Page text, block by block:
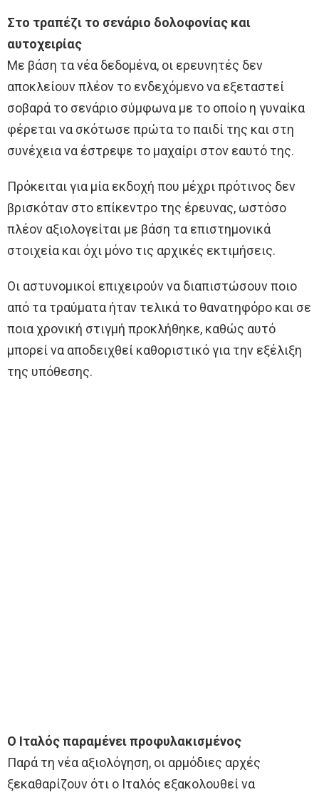
Στο τραπέζι το σενάριο δολοφονίας και
αυτοχειρίας
Με βάση τα νέα δεδομένα, οι ερευνητές δεν
αποκλείουν πλέον το ενδεχόμενο να εξεταστεί
σοβαρά το σενάριο σύμφωνα με το οποίο η γυναίκα
φέρεται να σκότωσε πρώτα το παιδί της και στη
συνέχεια να έστρεψε το μαχαίρι στον εαυτό της.
Πρόκειται για μία εκδοχή που μέχρι πρότινος δεν
βρισκόταν στο επίκεντρο της έρευνας, ωστόσο
πλέον αξιολογείται με βάση τα επιστημονικά
στοιχεία και όχι μόνο τις αρχικές εκτιμήσεις.
Οι αστυνομικοί επιχειρούν να διαπιστώσουν ποιο
από τα τραύματα ήταν τελικά το θανατηφόρο και σε
ποια χρονική στιγμή προκλήθηκε, καθώς αυτό
μπορεί να αποδειχθεί καθοριστικό για την εξέλιξη
της υπόθεσης.
Ο Ιταλός παραμένει προφυλακισμένος
Παρά τη νέα αξιολόγηση, οι αρμόδιες αρχές
ξεκαθαρίζουν ότι ο Ιταλός εξακολουθεί να